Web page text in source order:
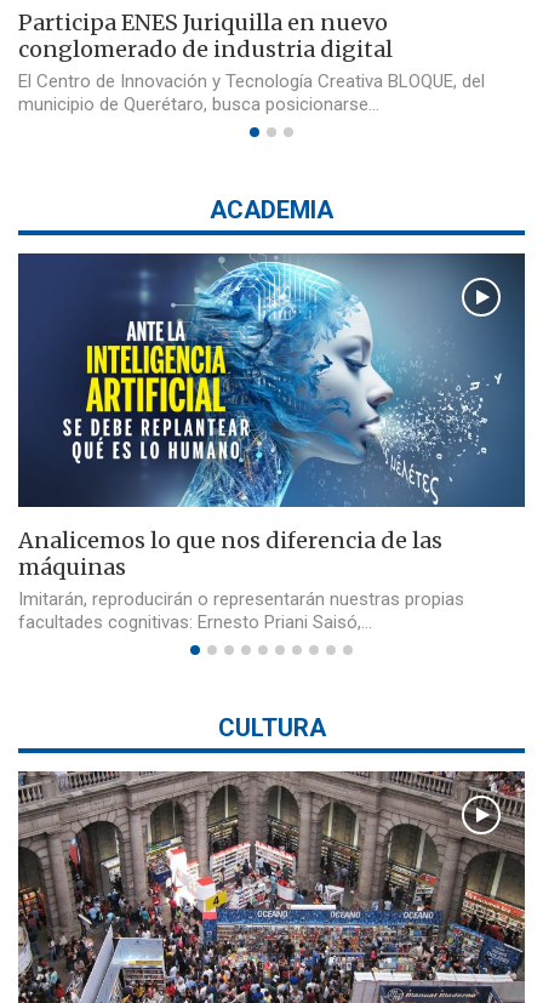
Participa ENES Juriquilla en nuevo
conglomerado de industria digital
El Centro de Innovación y Tecnología Creativa BLOQUE, del
municipio de Querétaro, busca posicionarse…
ACADEMIA
Analicemos lo que nos diferencia de las
máquinas
Imitarán, reproducirán o representarán nuestras propias
facultades cognitivas: Ernesto Priani Saisó,…
CULTURA